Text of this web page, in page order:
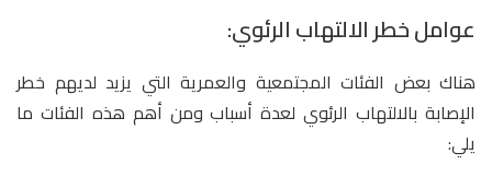
عوامل خطر الالتهاب الرئوي:
هناك بعض الفئات المجتمعية والعمرية التي يزيد لديهم خطر
الإصابة بالالتهاب الرئوي لعدة أسباب ومن أهم هذه الفئات ما
يلي: